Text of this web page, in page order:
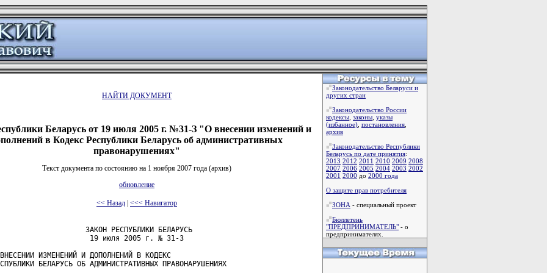
НАЙТИ ДОКУМЕНТ
Беларусь от 19 июля 2005 г. №31-З "О внесении изменений и
в Кодекс Республики Беларусь об административных
правонарушениях"
Текст документа по состоянию на 1 ноября 2007 года (архив)
обновление
<< Назад | <<< Навигатор
Законодательство Беларуси и
других стран
Законодательство России
кодексы законы указы
(избанное) постановления
архив
Законодательство Республики
Беларусь по дате принятия:
2013 2012 2011 2010 2009 2008
2007 2006 2005 2004 2003 2002
2001 2000 до 2000 года
О защите прав потребителя
ЗОНА - специальный проект
Бюллетень
"ПРЕДПРИНИМАТЕЛЬ" - о
предпринимателях.